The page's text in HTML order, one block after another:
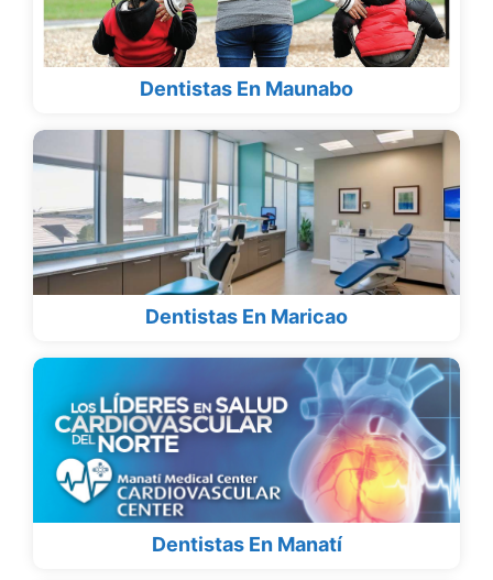
Dentistas En Maunabo
Dentistas En Maricao
Dentistas En Manatí